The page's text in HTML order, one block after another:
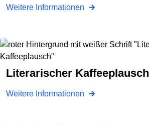
Weitere Informationen
Literarischer Kaffeeplausch
Weitere Informationen